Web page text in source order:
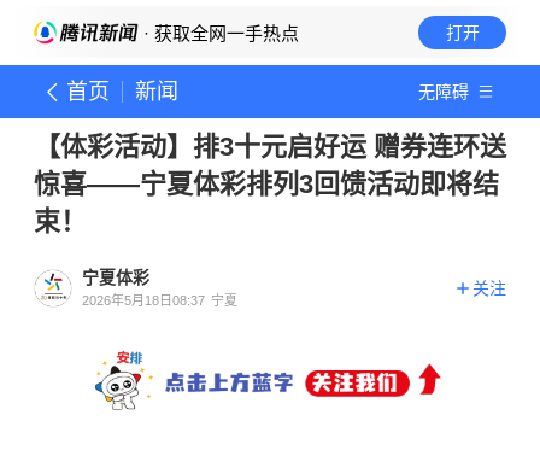
· 获取全网一手热点 打开
首页 新闻 无障碍
【体彩活动】排3十元启好运 赠券连环送
惊喜——宁夏体彩排列3回馈活动即将结
束！
宁夏体彩
2026年5月18日08:37 宁夏
关注